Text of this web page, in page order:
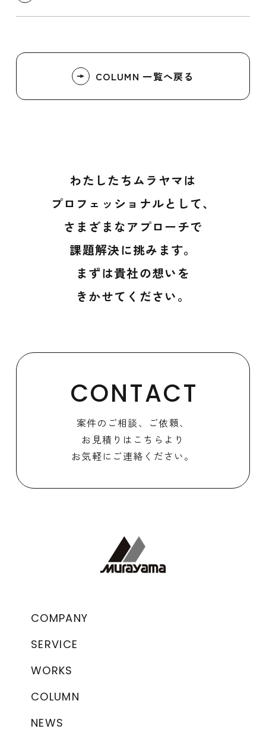
COLUMN 一覧へ戻る
わたしたちムラヤマは
プロフェッショナルとして、
さまざまなアプローチで
課題解決に挑みます。
まずは貴社の想いを
きかせてください。
CONTACT
案件のご相談、ご依頼、
お見積りはこちらより
お気軽にご連絡ください。
COMPANY
SERVICE
WORKS
COLUMN
NEWS